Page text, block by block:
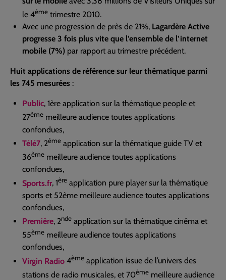
le 4ème trimestre 2010.
Avec une progression de près de 21%, Lagardère Active
progresse 3 fois plus vite que l’ensemble de l’internet
mobile (7%) par rapport au trimestre précédent.
Huit applications de référence sur leur thématique parmi
les 745 mesurées :
Public, 1ère application sur la thématique people et
27ème meilleure audience toutes applications
confondues,
Télé7, 2ème application sur la thématique guide TV et
36ème meilleure audience toutes applications
confondues,
Sports.fr, 1ère application pure player sur la thématique
sports et 52ème meilleure audience toutes applications
confondues,
Première, 2nde application sur la thématique cinéma et
55ème meilleure audience toutes applications
confondues,
Virgin Radio 4ème application issue de l’univers des
stations de radio musicales, et 70ème meilleure audience